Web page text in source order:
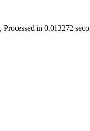
, Processed in 0.013272